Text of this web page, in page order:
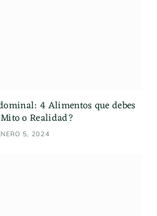
4 Alimentos que debes
o Realidad?
5, 2024